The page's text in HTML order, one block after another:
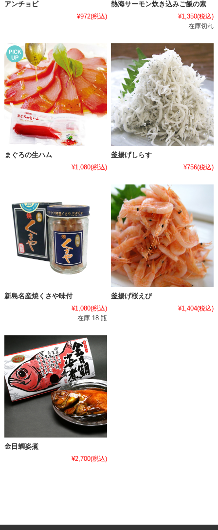
アンチョビ
¥972(税込)
熱海サーモン炊き込みご飯の素
¥1,350(税込)
在庫切れ
まぐろの生ハム
¥1,080(税込)
釜揚げしらす
¥756(税込)
新島名産焼くさや味付
¥1,080(税込)
在庫 18 瓶
釜揚げ桜えび
¥1,404(税込)
金目鯛姿煮
¥2,700(税込)